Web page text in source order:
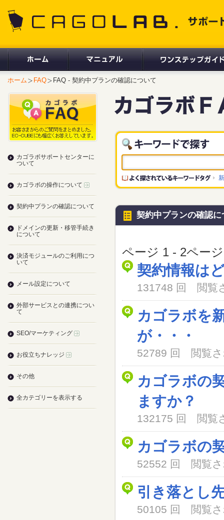
ホーム FAQ FAQ - 契約中プランの確認について
契約中プランの確認に
ページ 1 - 2ペー
契約情報は
131748 回 閲覧
カゴラボを
が・・・
52789 回 閲覧
カゴラボの
ますか？
132175 回 閲覧
カゴラボの
52552 回 閲覧
引き落とし
50105 回 閲覧
カゴラボサポートセンターに
ついて
カゴラボの操作について
契約中プランの確認について
ドメインの更新・移管手続き
について
決済モジュールのご利用につ
いて
メール設定について
外部サービスとの連携につい
て
SEO/マーケティング
お役立ちナレッジ
その他
全カテゴリーを表示する